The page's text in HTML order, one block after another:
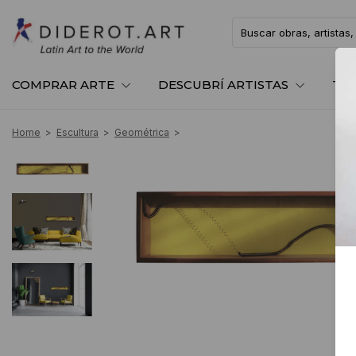
COMPRAR ARTE DESCUBRÍ ARTISTAS TE
Home > Escultura > Geométrica >